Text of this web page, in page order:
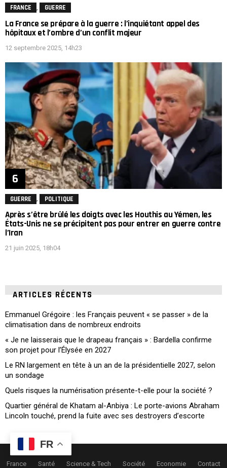
FRANCE GUERRE
La France se prépare à la guerre : l’inquiétant appel des
hôpitaux et l’ombre d’un conflit majeur
12 septembre 2025, 14h23
GUERRE POLITIQUE
Après s’être brûlé les doigts avec les Houthis au Yémen, les
États-Unis ne se précipitent pas pour entrer en guerre contre
l’Iran
21 juin 2025, 18h04
ARTICLES RÉCENTS
Emmanuel Grégoire : les Français peuvent « se passer » de la
climatisation dans de nombreux endroits
« Je ne laisserais que le drapeau français » : Bardella confirme
son projet pour l’Élysée en 2027
Le RN largement en tête à un an de la présidentielle 2027, selon
un sondage
Quels risques la numérisation présente-t-elle pour la société ?
Quartier général de Khatam al-Anbiya : Le porte-avions Abraham
Lincoln touché, prend la fuite avec ses destroyers d’escorte
France Santé Science & Tech Société Economie Contact
FR